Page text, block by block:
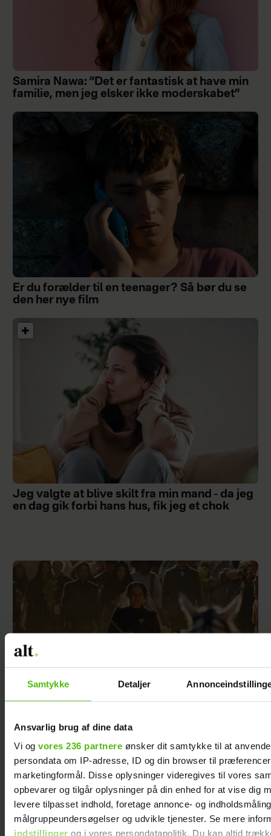
Samtykke Detaljer
Ansvarlig brug af dine data
Vi og vores 236 partnere ønsker dit samtykke til at
persondata om IP-adresse, ID og din browser til
marketingformål. Disse oplysninger videregives til vores
opbevarer og tilgår oplysninger på din enhed for at vise dig
levere tilpasset indhold, foretage annonce- og
målgruppeundersøgelser og udvikle tjenester. Se mere
indstillinger og i vores persondatapolitik. Du kan altid
Samira Nawa: ”Det er fantastisk at have min
familie, men jeg elsker ikke moderskabet”
Er du forælder til en teenager? Så bør du se
den her nye film
Jeg valgte at blive skilt fra min mand - da jeg
en dag gik forbi hans hus, fik jeg et chok
helt tryllebundet – nu kommer sæson 2